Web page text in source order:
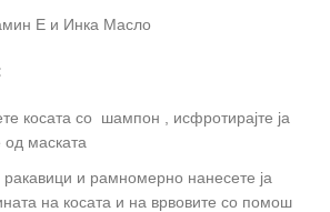
Е и Инка Масло
косата со шампон , исфротирајте ја
од маската
и рамномерно нанесете ја
на косата и на врвовите со помош